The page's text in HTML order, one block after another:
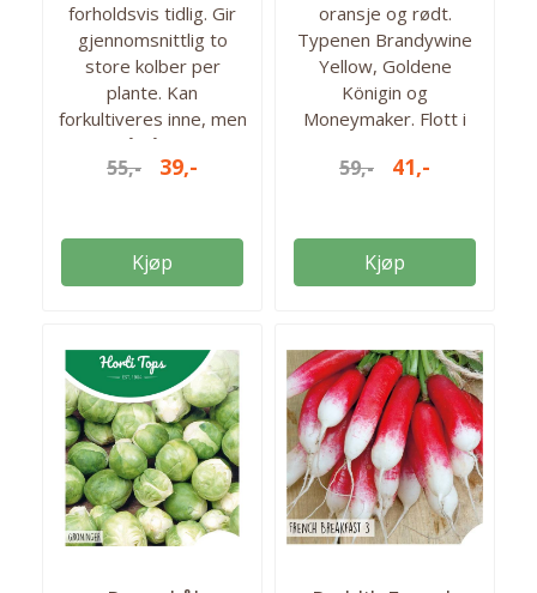
forholdsvis tidlig. Gir
gjennomsnittlig to
store kolber per
plante. Kan
forkultiveres inne, men
kan også såes direkte
på friland etter all fare
liker seg varmt og
solrikt. Bør høstes når
harde og melne om de
står for lenge. 40 frø i
pakken. Så fra: april -
mai Høstes fra: august
- september Antall frø:
ca. 40
55,- 39,-
Kjøp
oransje og rødt.
Typenen Brandywine
Yellow, Goldene
Königin og
Moneymaker. Flott i
smaker. Forkultiver fra
(150-200) frø i pakken.
Så fra: mars-mai
59,- 41,-
Kjøp